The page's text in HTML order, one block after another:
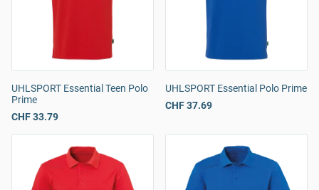
UHLSPORT Essential Teen Polo
Prime
CHF 33.79
UHLSPORT Essential Polo Prime
CHF 37.69